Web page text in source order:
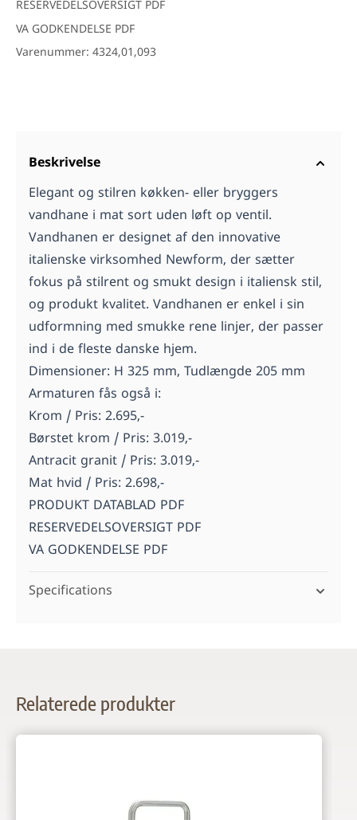
RESERVEDELSOVERSIGT PDF
VA GODKENDELSE PDF
Varenummer: 4324,01,093
Beskrivelse
Elegant og stilren køkken- eller bryggers
vandhane i mat sort uden løft op ventil.
Vandhanen er designet af den innovative
italienske virksomhed Newform, der sætter
fokus på stilrent og smukt design i italiensk stil,
og produkt kvalitet. Vandhanen er enkel i sin
udformning med smukke rene linjer, der passer
ind i de fleste danske hjem.
Dimensioner: H 325 mm, Tudlængde 205 mm
Armaturen fås også i:
Krom / Pris: 2.695,-
Børstet krom / Pris: 3.019,-
Antracit granit / Pris: 3.019,-
Mat hvid / Pris: 2.698,-
PRODUKT DATABLAD PDF
RESERVEDELSOVERSIGT PDF
VA GODKENDELSE PDF
Specifications
Relaterede produkter